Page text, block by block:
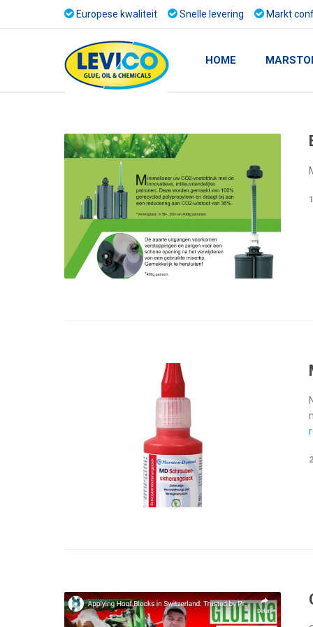
Europese kwaliteit Snelle levering Markt
HOME